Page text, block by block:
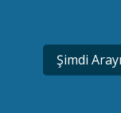
Şimdi